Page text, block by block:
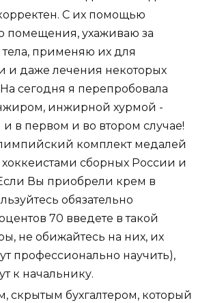
С их помощью
помещения, ухаживаю за
применяю их для
и даже лечения некоторых
сегодня я перепробовала
инжирной хурмой -
в первом и во втором случае!
комплект медалей
сборных России и
Вы приобрели крем в
обязательно
70 введете в такой
не обижайтесь на них, их
профессионально научить),
к начальнику.
скрытым бухгалтером, который